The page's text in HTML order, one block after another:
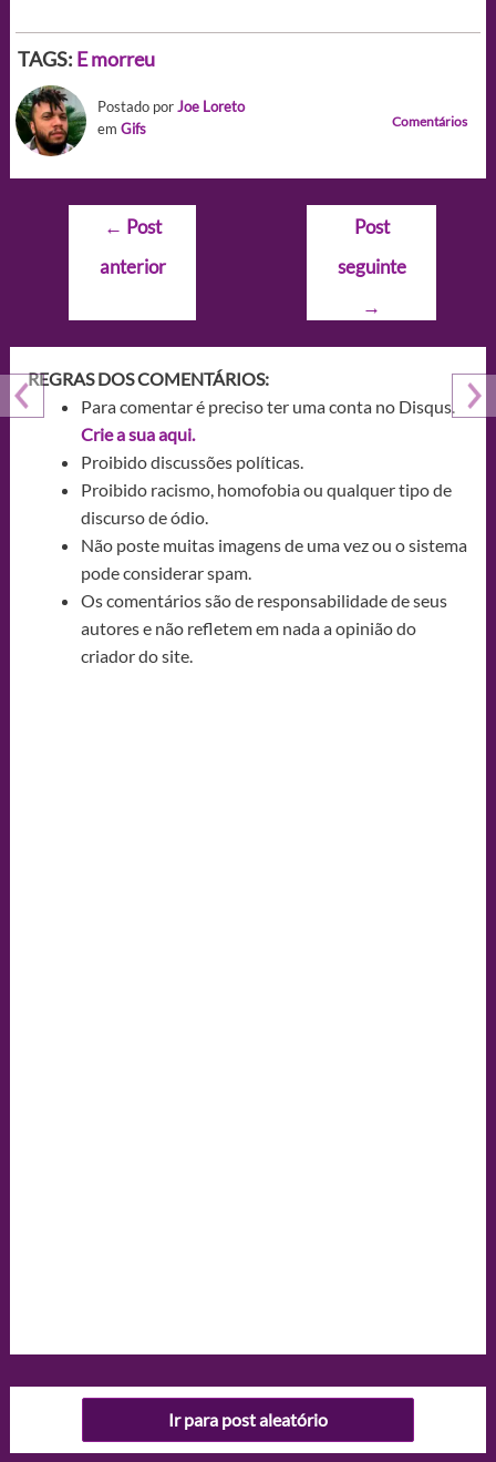
TAGS: E morreu
Postado porJoe Loreto
em Gifs Comentários
Navegação
Post
← Post
anterior
Post
seguinte
→
REGRAS DOS COMENTÁRIOS:
Para comentar é preciso ter uma conta no Disqus.
Crie a sua aqui.
Proibido discussões políticas.
Proibido racismo, homofobia ou qualquer tipo de
discurso de ódio.
Não poste muitas imagens de uma vez ou o sistema
pode considerar spam.
Os comentários são de responsabilidade de seus
autores e não refletem em nada a opinião do
criador do site.
Ir para post aleatório